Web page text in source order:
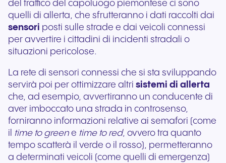
del traffico del capoluogo piemontese ci sono
quelli di allerta, che sfrutteranno i dati raccolti dai
sensori posti sulle strade e dai veicoli connessi
per avvertire i cittadini di incidenti stradali o
situazioni pericolose.
La rete di sensori connessi che si sta sviluppando
servirà poi per ottimizzare altri sistemi di allerta
che, ad esempio, avvertiranno un conducente di
aver imboccato una strada in controsenso,
forniranno informazioni relative ai semafori (come
il time to green e time to red, ovvero tra quanto
tempo scatterà il verde o il rosso), permetteranno
a determinati veicoli (come quelli di emergenza)